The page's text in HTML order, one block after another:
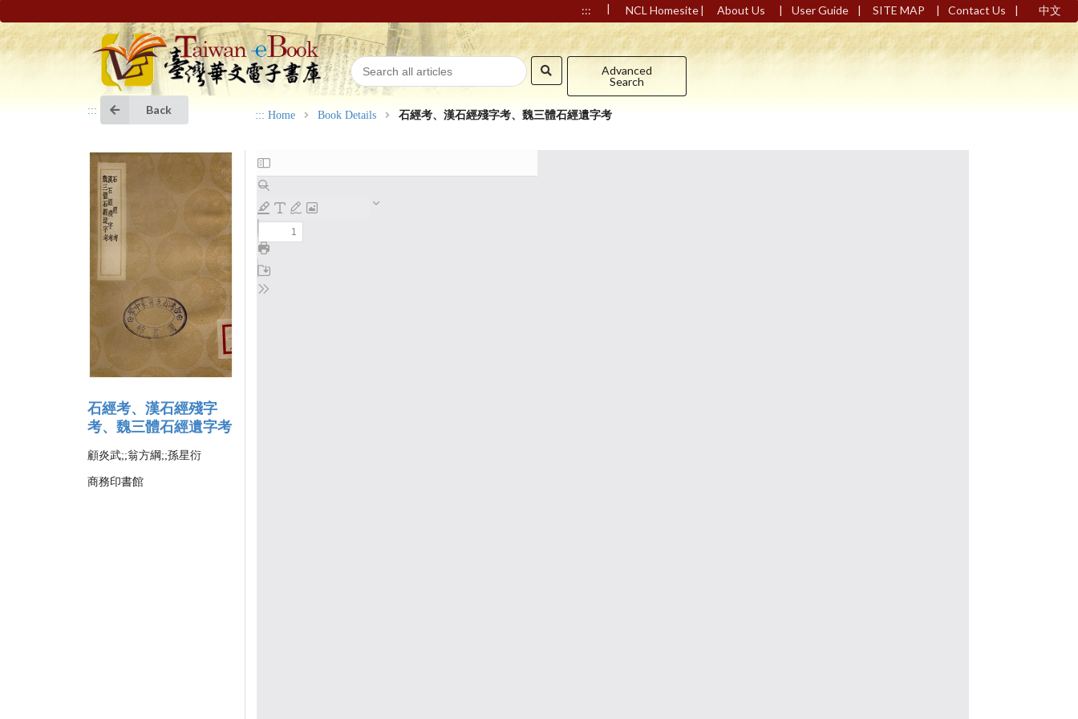
::: | NCL Homesite| About Us | User Guide | SITE MAP | Contact Us | 中文
Advanced
Search
::: Back ::: Home Book Details 石經考、漢石經殘字考、魏三體石經遺字考
石經考、漢石經殘字
考、魏三體石經遺字考
顧炎武;;翁方綱;;孫星衍
商務印書館